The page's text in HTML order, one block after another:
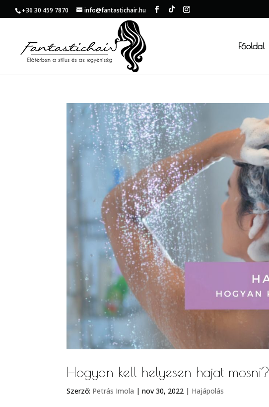
+36 30 459 7870 info@fantastichair.hu
Főoldal
Hogyan kell helyesen hajat mosni?
Szerző: Petrás Imola |nov 30, 2022 | Hajápolás